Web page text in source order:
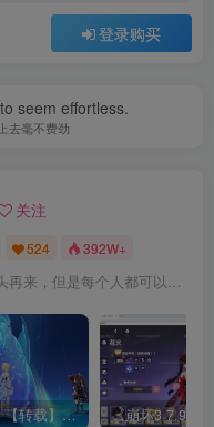
登录购买
seem effortless.
去毫不费劲
关注
524 392W+
没有人可以回到过去从头再来，但是每个人都可以从今天开始，创造一个全新的结局
[一键安装] 【转载】原神3.4真端服务端+源码+配套客户端+详尽说明+GM工具+源码说明文件